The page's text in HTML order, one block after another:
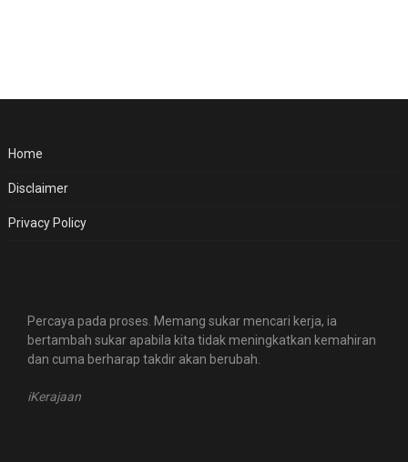
Home
Disclaimer
Privacy Policy
Percaya pada proses. Memang sukar mencari kerja, ia
bertambah sukar apabila kita tidak meningkatkan kemahiran
dan cuma berharap takdir akan berubah.
iKerajaan